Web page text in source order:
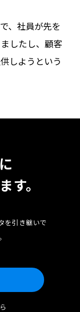
、社員が先を
したし、顧客
しようという
す。
を引き継いで